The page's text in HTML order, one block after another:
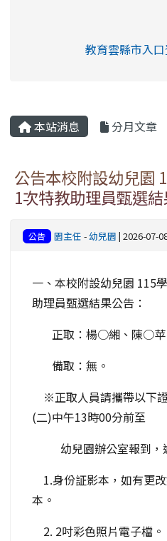
link to https://
教育雲縣市入
本站消息 分月文章
公告本校附設幼兒園
1次特教助理員甄選
公告 園主任 -幼兒園 | 2026-07-
一、本校附設幼兒園 115
助理員甄選結果公告：
正取：楊○緗、陳○苹
備取：無。
※正取人員請攜帶以下
(二)中午13時00分前至
幼兒園辦公室報到，
1.身份証影本，如有更
本。
2. 2吋彩色照片電子檔。